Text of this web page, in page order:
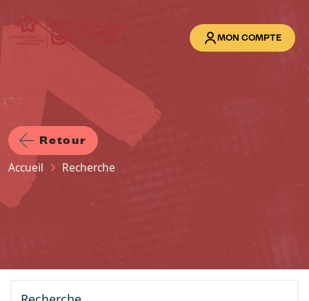
Aller au contenu principal
MON COMPTE
Retour
Fil d'Ariane
Accueil Recherche